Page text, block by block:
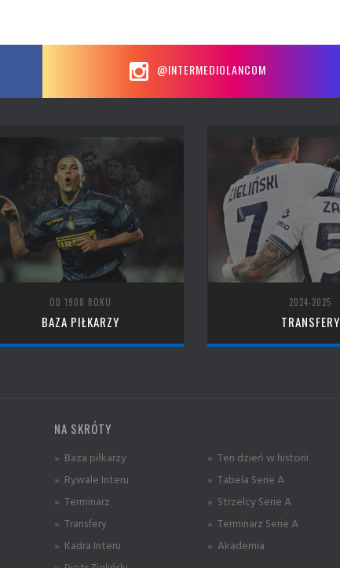
@INTERMEDIOLANCOM
OD 1908 ROKU
BAZA PIŁKARZY
2024-2025
TRANSFERY
NA SKRÓTY
» Baza piłkarzy
» Rywale Interu
» Terminarz
» Transfery
» Kadra Interu
» Ten dzień w historii
» Tabela Serie A
» Strzelcy Serie A
» Terminarz Serie A
» Akademia